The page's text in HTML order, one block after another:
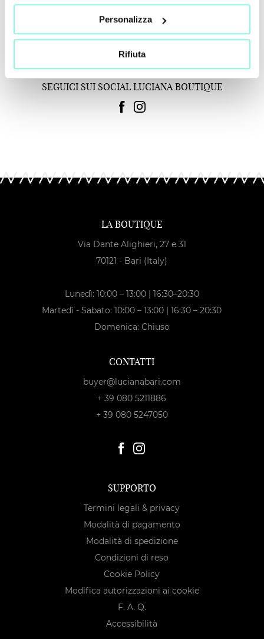
Personalizza
Rifiuta
SEGUICI SUI SOCIAL LUCIANA BOUTIQUE
LA BOUTIQUE
Via Dante Alighieri, 27 e 31
70121 - Bari (Italy)
Lunedì: 10:00 – 13:00 | 16:30–20:30
Martedì - Sabato: 10:00 – 13:00 | 16:30 – 20:30
Domenica: Chiuso
CONTATTI
buyer@lucianabari.com
+ 39 080 5211886
+ 39 080 5247050
SUPPORTO
Termini legali & privacy
Modalità di pagamento
Modalità di spedizione
Condizioni di reso
Cookie Policy
Modifica autorizzazioni ai cookie
F. A. Q.
Accessibilità